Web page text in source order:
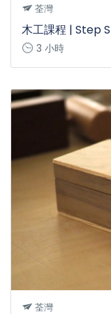
荃灣
木工課程 | Step
3 小時
荃灣